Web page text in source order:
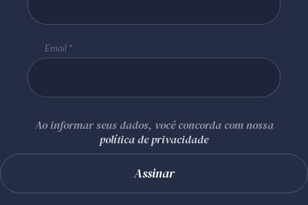
Email
Ao informar seus dados, você concorda com nossa
política de privacidade